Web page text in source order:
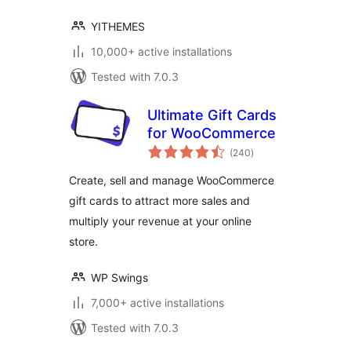
YITHEMES
10,000+ active installations
Tested with 7.0.3
Ultimate Gift Cards
for WooCommerce
(240total
ratings
)
Create, sell and manage WooCommerce
gift cards to attract more sales and
multiply your revenue at your online
store.
WP Swings
7,000+ active installations
Tested with 7.0.3